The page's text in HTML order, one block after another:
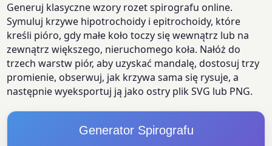
Generuj klasyczne wzory rozet spirografu online.
Symuluj krzywe hipotrochoidy i epitrochoidy, które
kreśli pióro, gdy małe koło toczy się wewnątrz lub na
zewnątrz większego, nieruchomego koła. Nałóż do
trzech warstw piór, aby uzyskać mandalę, dostosuj trzy
promienie, obserwuj, jak krzywa sama się rysuje, a
następnie wyeksportuj ją jako ostry plik SVG lub PNG.
Generator Spirografu